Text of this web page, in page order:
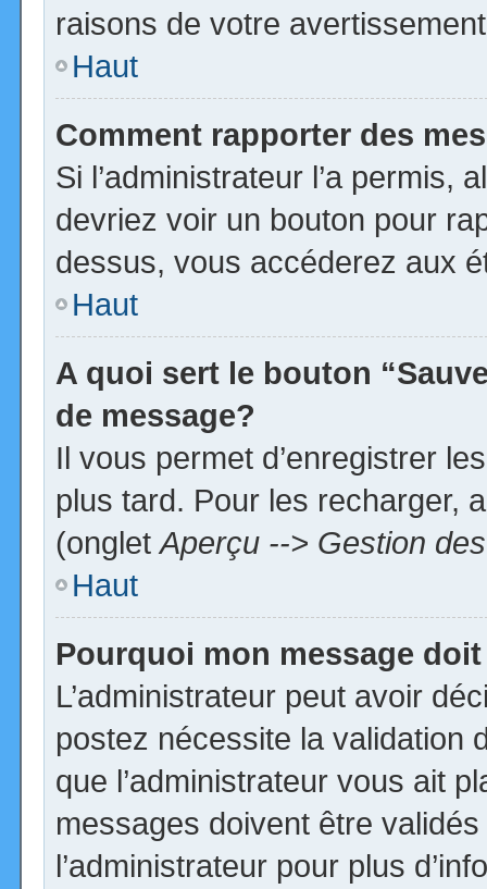
raisons de votre
Haut
Comment rapporter des
Si l’administrateur l’a permis,
devriez voir un bouton pour
dessus, vous accéderez aux
Haut
A quoi sert le bouton
de message?
Il vous permet d’enregistrer
plus tard. Pour les recharger,
(ongletAperçu --> Gestion
Haut
Pourquoi mon message
L’administrateur peut avoir
postez nécessite la validation
que l’administrateur vous ait
messages doivent être
l’administrateur pour plus